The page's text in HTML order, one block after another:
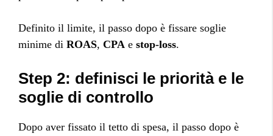
Definito il limite, il passo dopo è fissare soglie
minime di ROAS, CPA e stop-loss.
Step 2: definisci le priorità e le
soglie di controllo
Dopo aver fissato il tetto di spesa, il passo dopo è